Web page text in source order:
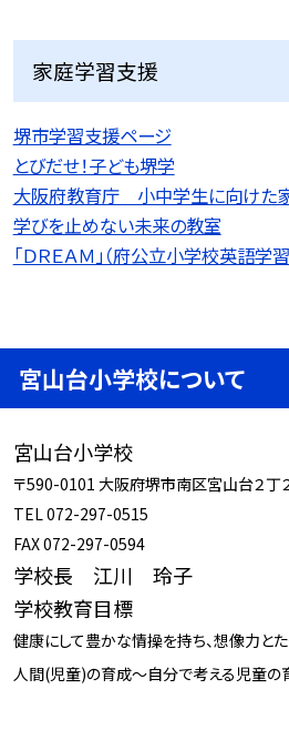
家庭学習支援
堺市学習支援ページ
とびだせ！子ども堺学
大阪府教育庁 小中学生に向けた
学びを止めない未来の教室
「ＤＲＥＡＭ」（府公立小学校英語学
宮山台小学校について
宮山台小学校
〒590-0101 大阪府堺市南区宮山台２丁
TEL 072-297-0515
FAX 072-297-0594
学校長 江川 玲子
学校教育目標
健康にして豊かな情操を持ち、想像力と
人間(児童)の育成～自分で考える児童の